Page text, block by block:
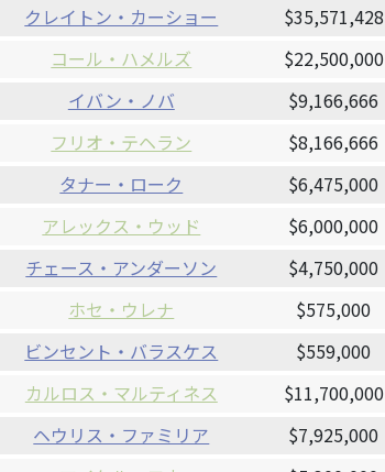
クレイトン・カーショー
$35,571,428
コール・ハメルズ
$22,500,000
イバン・ノバ
$9,166,666
フリオ・テヘラン
$8,166,666
タナー・ローク
$6,475,000
アレックス・ウッド
$6,000,000
チェース・アンダーソン
$4,750,000
ホセ・ウレナ
$575,000
ビンセント・バラスケス
$559,000
カルロス・マルティネス
$11,700,000
ヘウリス・ファミリア
$7,925,000